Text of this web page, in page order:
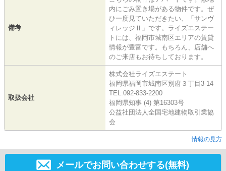
備考
内にごみ置き場がある物件です。ぜ
ひ一度見ていただきたい、「サンヴ
ィレッジⅡ」です。ライズエステー
トには、福岡市城南区エリアの賃貸
情報が豊富です。もちろん、店舗へ
のご来店もお待ちしております。
取扱会社
株式会社ライズエステート
福岡県福岡市城南区別府３丁目3-14
TEL:092-833-2200
福岡県知事 (4) 第16303号
公益社団法人全国宅地建物取引業協
会
情報の見方
メールでお問い合わせする(無料)